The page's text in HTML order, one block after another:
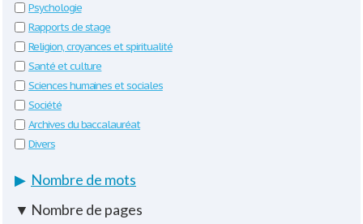
Psychologie
Rapports de stage
Religion, croyances et spiritualité
Santé et culture
Sciences humaines et sociales
Société
Archives du baccalauréat
Divers
▶ Nombre de mots
▼ Nombre de pages